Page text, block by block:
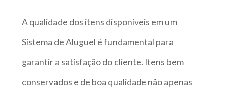
A qualidade dos itens disponíveis em um
Sistema de Aluguel é fundamental para
garantir a satisfação do cliente. Itens bem
conservados e de boa qualidade não apenas